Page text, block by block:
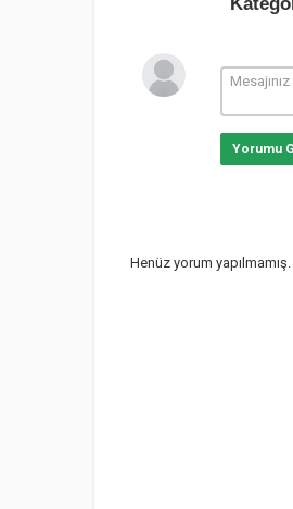
Yorumu
Henüz yorum